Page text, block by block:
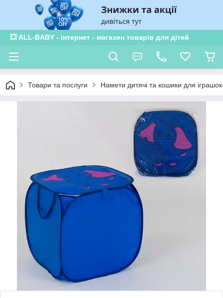
💥 ALL-BABY - інтернет - магазин товарів для дітей
Товари та послуги Намети дитячі та кошики для іграшок